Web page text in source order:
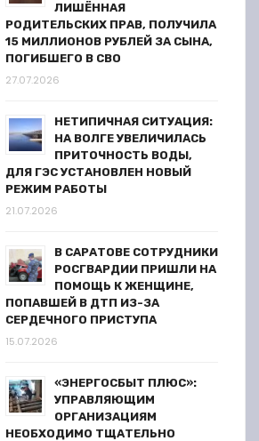
ЛИШЁННАЯ
РОДИТЕЛЬСКИХ ПРАВ, ПОЛУЧИЛА
15 МИЛЛИОНОВ РУБЛЕЙ ЗА СЫНА,
ПОГИБШЕГО В СВО
27.07.2026
НЕТИПИЧНАЯ СИТУАЦИЯ:
НА ВОЛГЕ УВЕЛИЧИЛАСЬ
ПРИТОЧНОСТЬ ВОДЫ,
ДЛЯ ГЭС УСТАНОВЛЕН НОВЫЙ
РЕЖИМ РАБОТЫ
21.07.2026
В САРАТОВЕ СОТРУДНИКИ
РОСГВАРДИИ ПРИШЛИ НА
ПОМОЩЬ К ЖЕНЩИНЕ,
ПОПАВШЕЙ В ДТП ИЗ-ЗА
СЕРДЕЧНОГО ПРИСТУПА
15.07.2026
«ЭНЕРГОСБЫТ ПЛЮС»:
УПРАВЛЯЮЩИМ
ОРГАНИЗАЦИЯМ
НЕОБХОДИМО ТЩАТЕЛЬНО